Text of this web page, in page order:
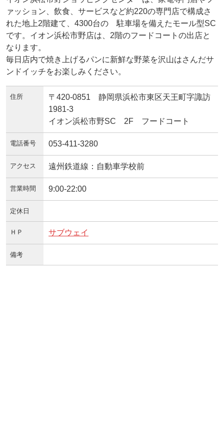
ァッション、飲食、サービスなど約220の専門店で構成さ
れた地上2階建て、4300台の 駐車場を備えたモール型SC
です。イオン浜松市野店は、2階のフードコートの出店と
なります。
毎日店内で焼き上げるパンに新鮮な野菜を沢山はさんだサ
ンドイッチをお楽しみください。
住所
〒420-0851 静岡県浜松市東区天王町字諏訪
1981-3
イオン浜松市野SC 2F フードコート
電話番号 053-411-3280
アクセス 遠州鉄道線：自動車学校前
営業時間 9:00-22:00
定休日
ＨＰ サブウェイ
備考